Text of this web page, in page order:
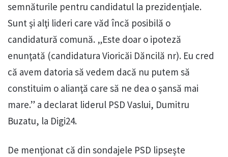
semnăturile pentru candidatul la prezidenţiale.
Sunt şi alţi lideri care văd încă posibilă o
candidatură comună. „Este doar o ipoteză
enunţată (candidatura Vioricăi Dăncilă nr). Eu cred
că avem datoria să vedem dacă nu putem să
constituim o alianţă care să ne dea o şansă mai
mare.” a declarat liderul PSD Vaslui, Dumitru
Buzatu, la Digi24.
De menţionat că din sondajele PSD lipseşte